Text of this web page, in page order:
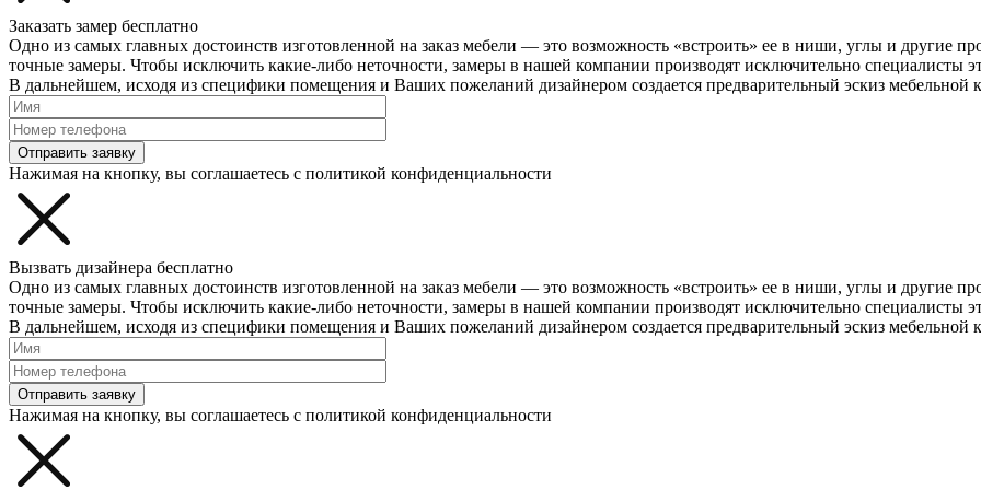
Заказать замер бесплатно
Одно из самых главных достоинств изготовленной на заказ мебели — это возможность «встроить» ее в ниши, углы и другие
точные замеры. Чтобы исключить какие-либо неточности, замеры в нашей компании производят исключительно специалисты
В дальнейшем, исходя из специфики помещения и Ваших пожеланий дизайнером создается предварительный эскиз мебельной
Отправить заявку
Нажимая на кнопку, вы соглашаетесь с политикой конфиденциальности
Вызвать дизайнера бесплатно
Одно из самых главных достоинств изготовленной на заказ мебели — это возможность «встроить» ее в ниши, углы и другие
точные замеры. Чтобы исключить какие-либо неточности, замеры в нашей компании производят исключительно специалисты
В дальнейшем, исходя из специфики помещения и Ваших пожеланий дизайнером создается предварительный эскиз мебельной
Отправить заявку
Нажимая на кнопку, вы соглашаетесь с политикой конфиденциальности